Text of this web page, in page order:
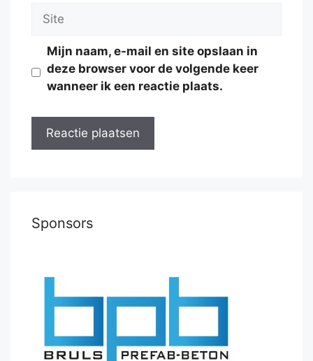
Site
Mijn naam, e-mail en site opslaan in
deze browser voor de volgende keer
wanneer ik een reactie plaats.
Sponsors